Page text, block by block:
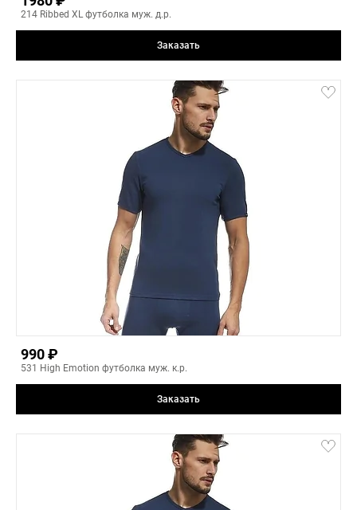
214 Ribbed XL футболка муж. д.р.
Заказать
990 ₽
531 High Emotion футболка муж. к.р.
Заказать
3(L)
5(XXL)
- +